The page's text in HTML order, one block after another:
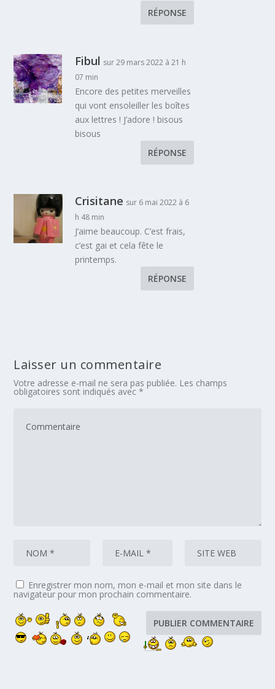
RÉPONSE
Fibul sur 29 mars 2022 à 21 h
07 min
Encore des petites merveilles
qui vont ensoleiller les boîtes
aux lettres ! J’adore ! bisous
bisous
RÉPONSE
Crisitane sur 6 mai 2022 à 6
h 48 min
J’aime beaucoup. C’est frais,
c’est gai et cela fête le
printemps.
RÉPONSE
Laisser un commentaire
Votre adresse e-mail ne sera pas publiée. Les champs
obligatoires sont indiqués avec*
Enregistrer mon nom, mon e-mail et mon site dans le
navigateur pour mon prochain commentaire.